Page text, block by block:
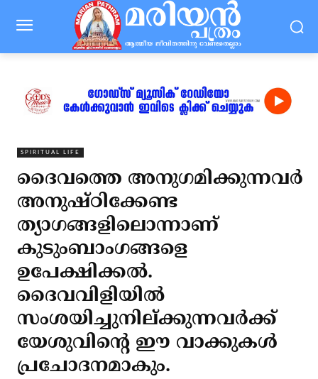
SPIRITUAL LIFE
ദൈവത്തെ അനുഗമിക്കുന്നവര്‍
അനുഷ്ഠിക്കേണ്ട
ത്യാഗങ്ങളിലൊന്നാണ്
കുടുംബാംഗങ്ങളെ
ഉപേക്ഷിക്കല്‍.
ദൈവവിളിയില്‍
സംശയിച്ചുനില്ക്കുന്നവര്‍ക്ക്
യേശുവിന്റെ ഈ വാക്കുകള്‍
പ്രചോദനമാകും.